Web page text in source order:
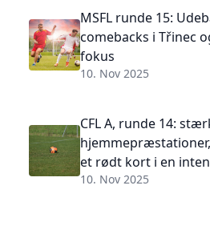
MSFL runde 15:
comebacks i Třinec
fokus
10. Nov 2025
CFL A, runde 14:
et rødt kort i en
10. Nov 2025